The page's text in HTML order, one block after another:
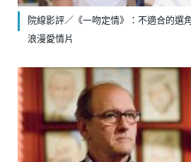
院線影評／《一吻定情》：不適合的選
浪漫愛情片